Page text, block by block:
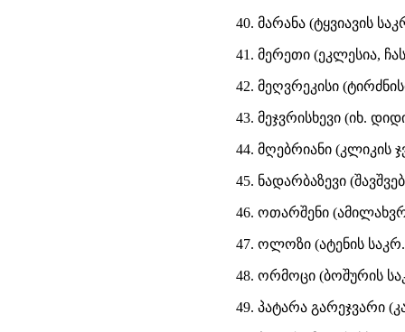
40. მარანა (ტყვიავის
41. მერეთი (ეკლესია,
42. მეღვრეკისი
43. მეჯვრისხევი (იხ.
44. მღებრიანი (კლიკის
45. ნადარბაზევი
46. ოთარშენი
47. ოლოზი (ატენის
48. ორმოცი (ბოშურის
49. პატარა გარეჯვარი